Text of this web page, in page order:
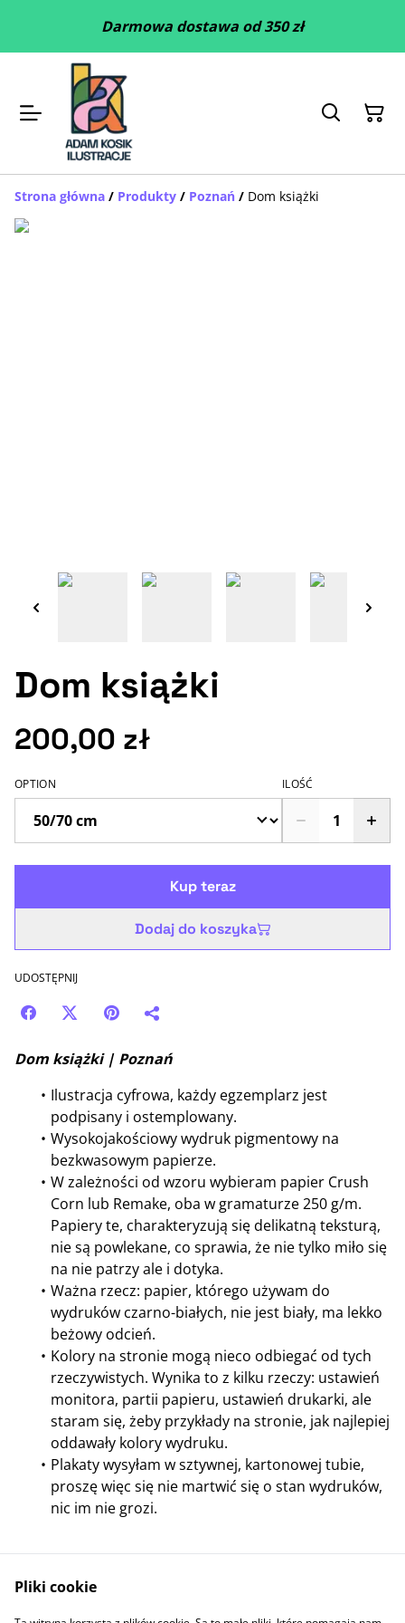
Darmowa dostawa od 350 zł
Strona główna / Produkty / Poznań / Dom książki
Dom książki
200,00 zł
OPTION ILOŚĆ
Kup teraz
Dodaj do koszyka
UDOSTĘPNIJ
Dom książki | Poznań
Ilustracja cyfrowa, każdy egzemplarz jest
podpisany i ostemplowany.
Wysokojakościowy wydruk pigmentowy na
bezkwasowym papierze.
W zależności od wzoru wybieram papier Crush
Corn lub Remake, oba w gramaturze 250 g/m.
Papiery te, charakteryzują się delikatną teksturą,
nie są powlekane, co sprawia, że nie tylko miło się
na nie patrzy ale i dotyka.
Ważna rzecz: papier, którego używam do
wydruków czarno-białych, nie jest biały, ma lekko
beżowy odcień.
Kolory na stronie mogą nieco odbiegać od tych
rzeczywistych. Wynika to z kilku rzeczy: ustawień
monitora, partii papieru, ustawień drukarki, ale
staram się, żeby przykłady na stronie, jak najlepiej
oddawały kolory wydruku.
Plakaty wysyłam w sztywnej, kartonowej tubie,
proszę więc się nie martwić się o stan wydruków,
nic im nie grozi.
Pliki cookie